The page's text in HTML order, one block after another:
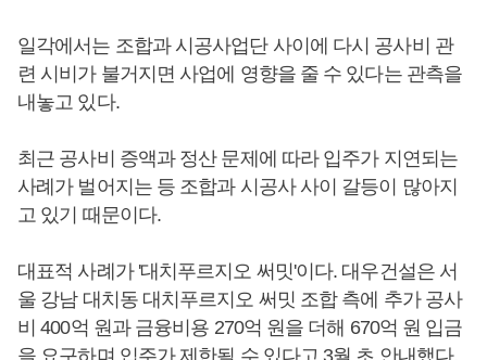
일각에서는 조합과 시공사업단 사이에 다시 공사비 관
련 시비가 불거지면 사업에 영향을 줄 수 있다는 관측을
내놓고 있다.
최근 공사비 증액과 정산 문제에 따라 입주가 지연되는
사례가 벌어지는 등 조합과 시공사 사이 갈등이 많아지
고 있기 때문이다.
대표적 사례가 '대치푸르지오 써밋'이다. 대우건설은 서
울 강남 대치동 대치푸르지오 써밋 조합 측에 추가 공사
비 400억 원과 금융비용 270억 원을 더해 670억 원 입금
을 요구하며 입주가 제한될 수 있다고 3월 초 안내했다.